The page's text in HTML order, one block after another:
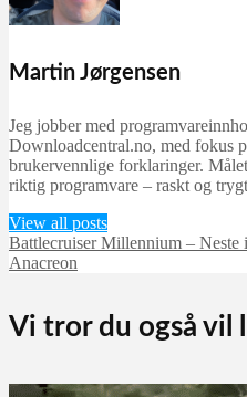
Martin Jørgensen
Jeg jobber med
Downloadcentral.no, med fokus
brukervennlige forklaringer.
riktig programvare – raskt og
View all posts
Battlecruiser Millennium – Neste
Anacreon
Vi tror du også vil